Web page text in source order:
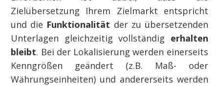
Zielübersetzung Ihrem Zielmarkt entspricht
und die Funktionalität der zu übersetzenden
Unterlagen gleichzeitig vollständig erhalten
bleibt. Bei der Lokalisierung werden einerseits
Kenngrößen geändert (z.B. Maß- oder
Währungseinheiten) und andererseits werden